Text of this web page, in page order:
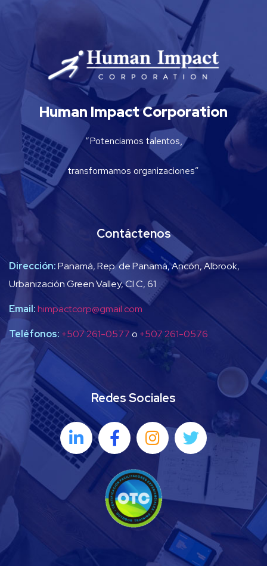
Human Impact Corporation
“Potenciamos talentos,
transformamos organizaciones”
Contáctenos
Dirección:Panamá, Rep. de Panamá, Ancón, Albrook,
Urbanización Green Valley, Cl C, 61
Email:himpactcorp@gmail.com
Teléfonos: +507 261-0577o +507 261-0576
Redes Sociales